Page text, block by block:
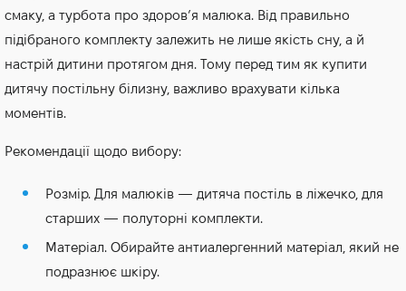
смаку, а турбота про здоров’я малюка. Від правильно
підібраного комплекту залежить не лише якість сну, а й
настрій дитини протягом дня. Тому перед тим як купити
дитячу постільну білизну, важливо врахувати кілька
моментів.
Рекомендації щодо вибору:
Розмір. Для малюків — дитяча постіль в ліжечко, для
старших — полуторні комплекти.
Матеріал. Обирайте антиалергенний матеріал, який не
подразнює шкіру.